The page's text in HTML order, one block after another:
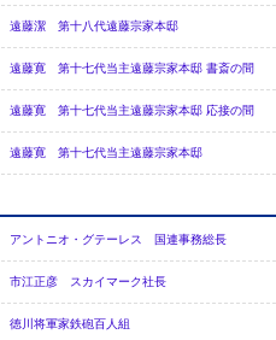
遠藤潔 第十八代遠藤宗家本邸
遠藤寛 第十七代当主遠藤宗家本邸 書斎の間
遠藤寛 第十七代当主遠藤宗家本邸 応接の間
遠藤寛 第十七代当主遠藤宗家本邸
アントニオ・グテーレス 国連事務総長
市江正彦 スカイマーク社長
徳川将軍家鉄砲百人組